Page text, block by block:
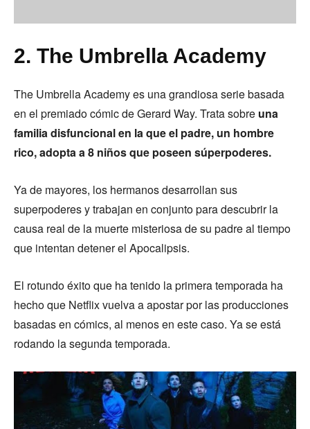
2. The Umbrella Academy
The Umbrella Academy es una grandiosa serie basada
en el premiado cómic de Gerard Way. Trata sobre una
familia disfuncional en la que el padre, un hombre
rico, adopta a 8 niños que poseen súperpoderes.
Ya de mayores, los hermanos desarrollan sus
superpoderes y trabajan en conjunto para descubrir la
causa real de la muerte misteriosa de su padre al tiempo
que intentan detener el Apocalipsis.
El rotundo éxito que ha tenido la primera temporada ha
hecho que Netflix vuelva a apostar por las producciones
basadas en cómics, al menos en este caso. Ya se está
rodando la segunda temporada.